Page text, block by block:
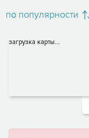
по популярности
загрузка карты...